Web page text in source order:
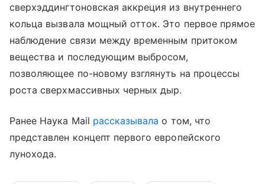
сверхэддингтоновская аккреция из внутреннего
кольца вызвала мощный отток. Это первое прямое
наблюдение связи между временным притоком
вещества и последующим выбросом,
позволяющее по-новому взглянуть на процессы
роста сверхмассивных черных дыр.
Ранее Наука Mail рассказывала о том, что
представлен концепт первого европейского
лунохода.